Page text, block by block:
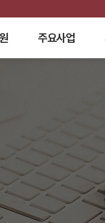
주요사업